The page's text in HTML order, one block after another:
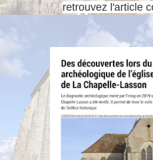
retrouvez l'article